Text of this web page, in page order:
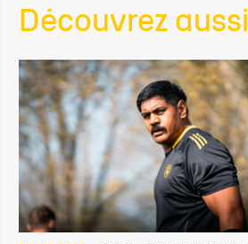
Découvrez aussi